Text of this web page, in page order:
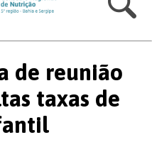
de reunião
taxas de